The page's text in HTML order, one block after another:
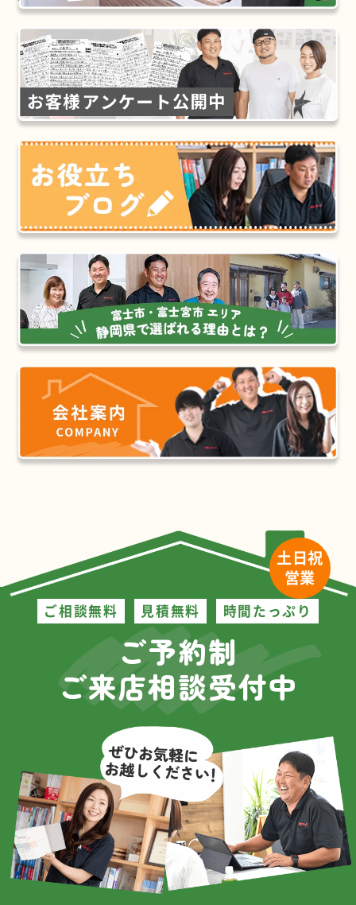
ご相談無料 見積無料 時間たっぷり
ご予約制
ご来店相談受付中
土日祝
営業